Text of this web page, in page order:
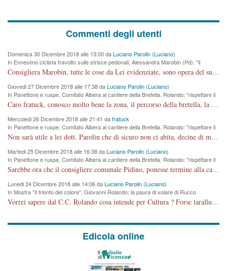
Commenti degli utenti
Domenica 30 Dicembre 2018 alle 13:00 daLuciano Parolin (Luciano)
In Ennesimo ciclista travolto sulle strisce pedonali, Alessandra Marobin (Pd): "il
Comune si svegli"
Consigliera Marobin, tutte le cose da Lei evidenziate, sono opera del suo ex Assessore e compagno di Partito Antonio Marco Dalla Pozza Assessore alla "progettazione" di piste ciclabili e altre porcherie. A lui manderei il conto da saldare per incidenti e danni alle persone. E' ora che "finiamola." Avete perso rassegnatevi. qui IL SINDACO RUCCO NON C'ENTRA PER NIENTE. CAPITO!!!!!!!! Amen.
Giovedi 27 Dicembre 2018 alle 17:38 daLuciano Parolin (Luciano)
In Panettone e ruspe, Comitato Albera al cantiere della Bretella. Rolando: "rispettare il
cronoprogramma"
Caro fratuck, conosco molto bene la zona, il percorso della bretella, la situazione dei cittadini, abito in Viale Trento. A partire dal 2003 ho partecipato al Comitato di Maddalene pro bretella, e a riunioni propositive per apportare modifiche al progetto. Numerose mie foto del territorio sono arrivate a Roma, altri miei interventi (non graditi dalla Sx) sono stati pubblicati dal GdV, assieme ad altri come Ciro Asproso, ora favorevole alla bretella. Ho partecipato alla raccolta firme per la chiusura della strada x 5 giorni eseguita dal Sindaco Hullwech per sforamento 180 Micro/g. Pertanto come impegno per la tematica sono apposto con la coscienza. Ora il Progetto è partito, fine! Voglio dire che la nuova Giunta "comunale" non c'entra più. L'opera sarà "malauguratamente" eseguita, ma non con il mio placet. Il Consigliere Comunale dovrebbe capire che la campagna elettorale è finita, con buona pace di tutti. Quello che invece dovrebbe interessare è la proprietà della strada, dall'uscita autostradale Ovest, sino alla Rotatoria dell'Albara, vi sono tre possessori: Autostrade SpA; La Provincia, il Comune. Come la mettiamo per il futuro ? I costi, da 50 sono saliti a 100 milioni di € come dire 20 milioni a KM (!) da non credere. Comunque si farà. Ma nessuno canti Vittoria, anzi meglio non farne un ulteriore fatto "partitico" per questioni elettorali o di seggio. Se mi manda la sua mail, sono disponibile ad inviare i documenti e le foto sopra descritte. Con ossequi, Luciano Parolin
Mercoledi 26 Dicembre 2018 alle 21:41 dafratuck
In Panettone e ruspe, Comitato Albera al cantiere della Bretella. Rolando: "rispettare il
cronoprogramma"
Non sarà utile a lei dott. Parolin che di sicuro non ci abita, decine di migliaia di TIR, automobili e padroncini che passano quotidianamente per una strada appena rotabile, non è più possibile stendere i panni, attraversare la strada senza rischiare la morte, le case stanno crepando, i tempi sono cambiati e la bretella non passerà assolutamente per maddalene (ma cosa sta a dire?!), dia invece responsabilità a chi ha costruito tagliando la strada che doveva invece terminare a isola vicentina e non al moracchino lasciando Motta di Costabissara ancora in panne di traffico. I tempi sono cambiati dottore e se l'anagrafe della vita stagna nell'essere umano impressioni conservatrici, la società non le considera perchè va avanti, si industrializza e ha bisogno di infrastrutture e di sviluppo. Ultima considerazione, se è geloso di Rolando perchè vede in lui solo campagne politiche mentre si difendono i SOLI diritti dei cittadini, la preghiamo faccia considerazioni più appropriate. Saluti e complimenti per i suoi scritti.
Martedi 25 Dicembre 2018 alle 16:38 daLuciano Parolin (Luciano)
In Panettone e ruspe, Comitato Albera al cantiere della Bretella. Rolando: "rispettare il
cronoprogramma"
Sarebbe ora che il consigliere comunale Pidino, ponesse termine alla campagna elettorale nel territorio del suo seggio Villaggio del Sole. La tiraca è iniziata, distruggerà 6 km di prateria ovest della città, ricca di fonti e sorgenti d'acqua. I cittadini di Maddalene non avranno più Pace la notte. Molta colpa per la costruzione di questa Strada è proprio del signor Rolando,dei suoi gazebo mobili e che vuol far passare questa opera VANDALICA come progetto "utile" a chi ? Non è cosa seria sig. Rolando!
Lunedi 24 Dicembre 2018 alle 14:06 daLuciano Parolin (Luciano)
In Mostra "Il trionfo del colore", Giovanni Rolando: la paura di volare di Rucco
Vorrei sapere dal C.C. Rolando cosa intende per Cultura ? Forse tarallucci, vino e sagre, o spaghetti tricolori del PD ? Il continuo (s)parlare della mostra a Palazzo Chiericati caro consigliere DANNEGGIA FORTEMENTE l'immagine della città TUTTA e fa deviare i consensi che in RUSSIA (badi bene ex U.R.S.S.) sono ECCELLENTI. A livello artistico l'evento è di alta Valenza culturale, COMPITO di Tutta la Cittadinanza fare il possibile per propagandare l'iniziativa senza farne UN CASO PARTITICO come fa Lei da sempre. Meno Gazebo + Partecipazione! E così sia. Amen.
Edicola online